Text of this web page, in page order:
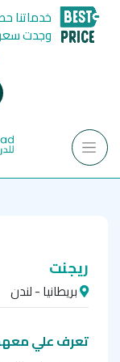
خدماتنا
وجدت
ريجنت
بريطانيا - لندن
تعرف علي معهد